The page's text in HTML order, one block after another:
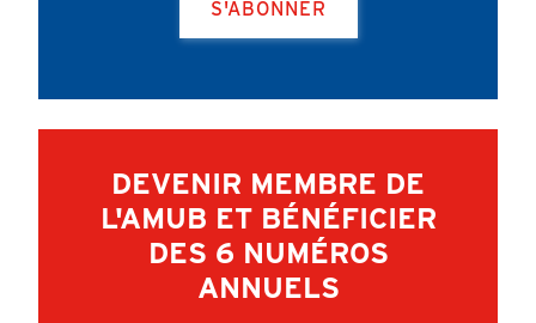
S'ABONNER
DEVENIR MEMBRE DE
L'AMUB ET BÉNÉFICIER
DES 6 NUMÉROS
ANNUELS